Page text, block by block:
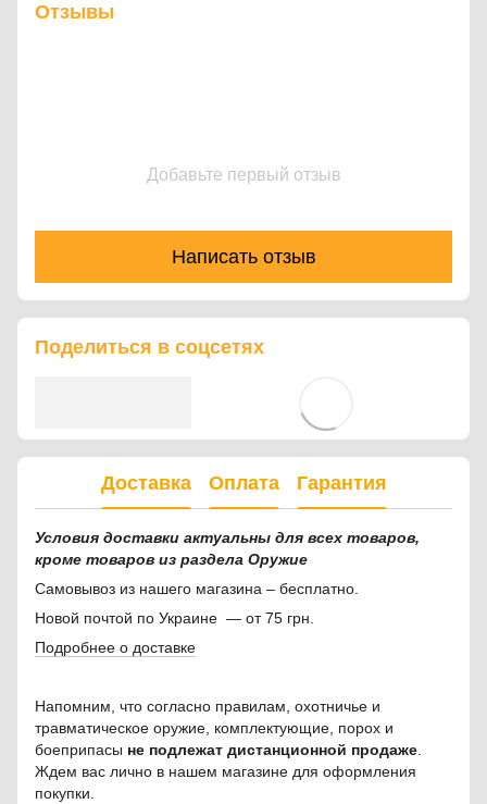
Отзывы
Добавьте первый отзыв
Написать отзыв
Поделиться в соцсетях
Доставка Оплата Гарантия
Условия доставки актуальны для всех товаров,
кроме товаров из раздела Оружие
Самовывоз из нашего магазина – бесплатно.
Новой почтой по Украине — от 75 грн.
Подробнее о доставке
Напомним, что согласно правилам, охотничье и
травматическое оружие, комплектующие, порох и
боеприпасы не подлежат дистанционной продаже
Ждем вас лично в нашем магазине для оформления
покупки.